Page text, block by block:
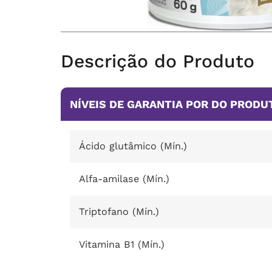
Descrição do Produto
NÍVEIS DE GARANTIA POR DO
Ácido glutâmico (Mín.)
Alfa-amilase (Mín.)
Triptofano (Mín.)
Vitamina B1 (Mín.)